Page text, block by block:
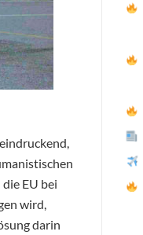
EU bei
wird,
darin